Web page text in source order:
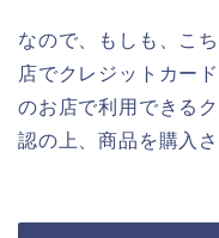
なので、もしも、こ
店でクレジットカー
のお店で利用できる
認の上、商品を購入